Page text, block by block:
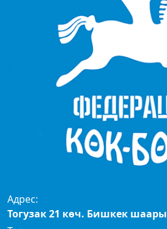
Адрес:
Тогузак 21 көч. Бишкек шаары